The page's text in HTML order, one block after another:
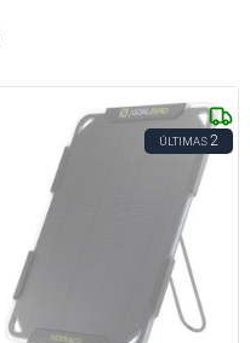
ÚLTIMAS2